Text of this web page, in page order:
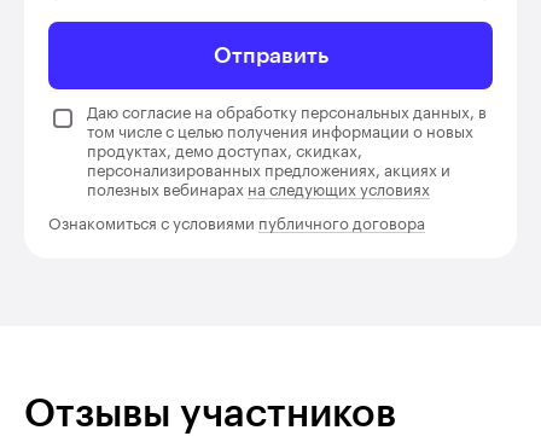
Отправить
Даю согласие на обработку персональных данных, в
том числе с целью получения информации о новых
продуктах, демо доступах, скидках,
персонализированных предложениях, акциях и
полезных вебинарах на следующих условиях
Ознакомиться с условиями публичного договора
Отзывы участников